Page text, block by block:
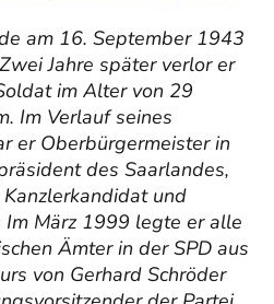
am 16. September 1943
Jahre später verlor er
im Alter von 29
Im Verlauf seines
er Oberbürgermeister in
des Saarlandes,
und
Im März 1999 legte er alle
Ämter in der SPD aus
von Gerhard Schröder